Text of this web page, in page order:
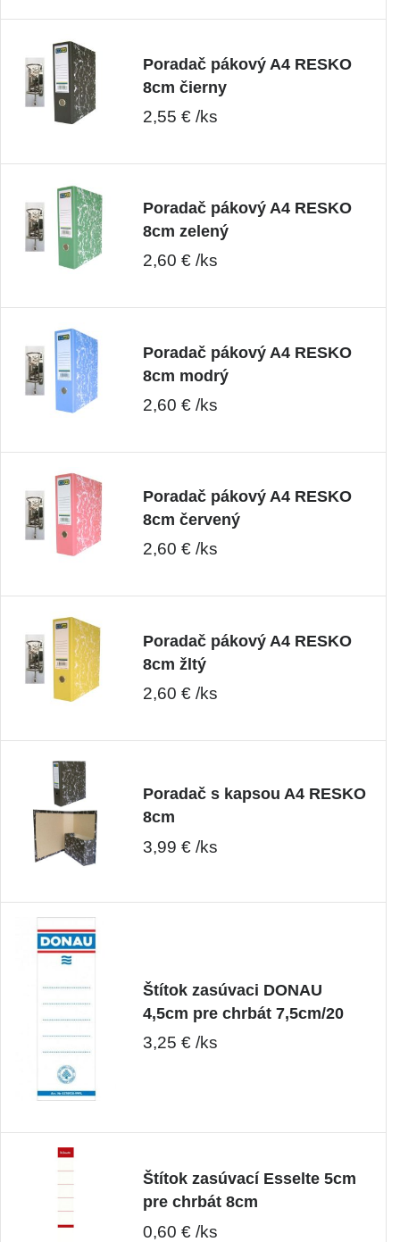
Poradač pákový A4 RESKO
8cm čierny
2,55 € /ks
Poradač pákový A4 RESKO
8cm zelený
2,60 € /ks
Poradač pákový A4 RESKO
8cm modrý
2,60 € /ks
Poradač pákový A4 RESKO
8cm červený
2,60 € /ks
Poradač pákový A4 RESKO
8cm žltý
2,60 € /ks
Poradač s kapsou A4 RESKO
8cm
3,99 € /ks
Štítok zasúvaci DONAU
4,5cm pre chrbát 7,5cm/20
3,25 € /ks
Štítok zasúvací Esselte 5cm
pre chrbát 8cm
0,60 € /ks